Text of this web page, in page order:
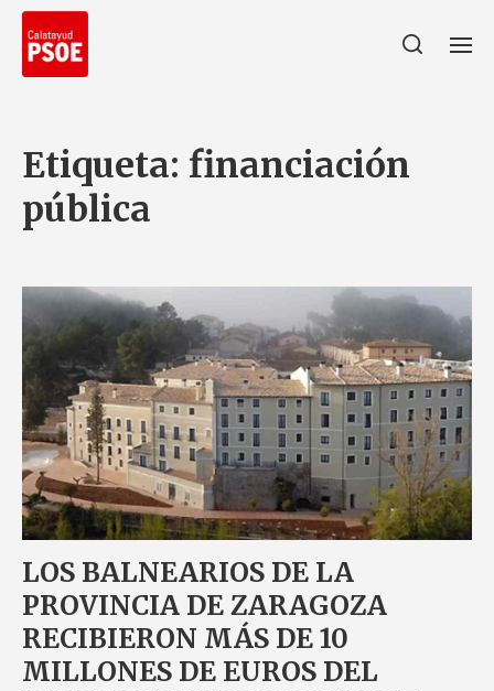
Etiqueta: financiación
pública
LOS BALNEARIOS DE LA
PROVINCIA DE ZARAGOZA
RECIBIERON MÁS DE 10
MILLONES DE EUROS DEL